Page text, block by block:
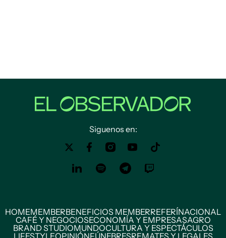
Siguenos en:
HOMEMEMBERBENEFICIOS MEMBERREFERÍNACIONAL
CAFÉ Y NEGOCIOSECONOMÍA Y EMPRESASAGRO
BRAND STUDIOMUNDOCULTURA Y ESPECTÁCULOS
LIFESTYLEOPINIÓNFÚNEBRESREMATES Y LEGALES